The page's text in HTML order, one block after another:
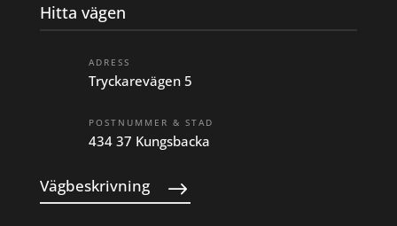
Hitta vägen
ADRESS
Tryckarevägen 5
POSTNUMMER & STAD
434 37 Kungsbacka
Vägbeskrivning